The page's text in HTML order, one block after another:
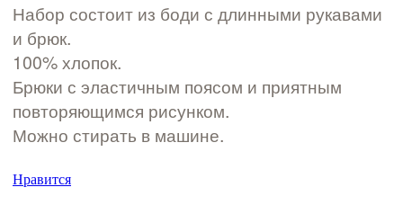
Набор состоит из боди с длинными рукавами
и брюк.
100% хлопок.
Брюки с эластичным поясом и приятным
повторяющимся рисунком.
Можно стирать в машине.
Нравится